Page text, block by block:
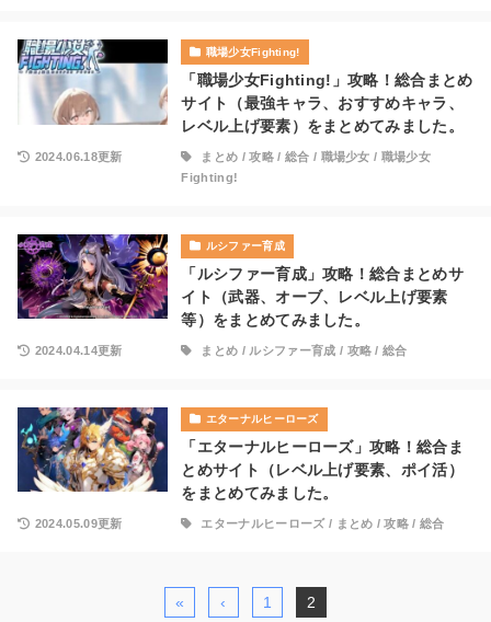
職場少女Fighting!
「職場少女Fighting!」攻略！総合まとめ
サイト（最強キャラ、おすすめキャラ、
レベル上げ要素）をまとめてみました。
2024.06.18更新 まとめ /攻略/ 総合 / 職場少女 / 職場少女
Fighting!
ルシファー育成
「ルシファー育成」攻略！総合まとめサ
イト（武器、オーブ、レベル上げ要素
等）をまとめてみました。
2024.04.14更新 まとめ / ルシファー育成 / 攻略 /総合
エターナルヒーローズ
「エターナルヒーローズ」攻略！総合ま
とめサイト（レベル上げ要素、ポイ活）
をまとめてみました。
2024.05.09更新 エターナルヒーローズ/ まとめ /攻略 /総合
« ‹ 1 2